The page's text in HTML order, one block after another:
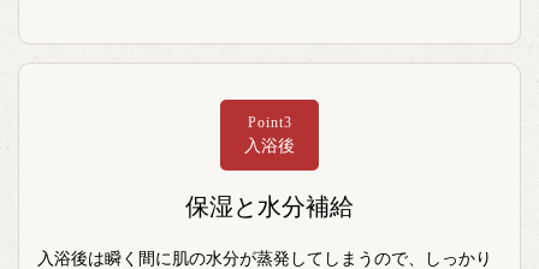
Point3
入浴後
保湿と水分補給
入浴後は瞬く間に肌の水分が蒸発してしまうので、しっかり